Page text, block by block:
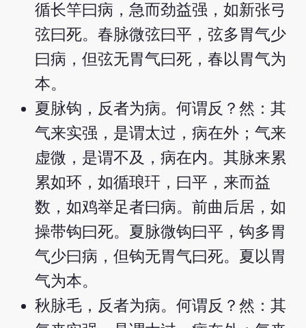
循长竿曰病，急而劲益强，如新张弓
弦曰死。春脉微弦曰平，弦多胃气少
曰病，但弦无胃气曰死，春以胃气为
本。
夏脉钩，反者为病。何谓反？然：其
气来实强，是谓太过，病在外；气来
虚微，是谓不及，病在内。其脉来累
累如环，如循琅玕，曰平，来而益
数，如鸡举足者曰病。前曲后居，如
操带钩曰死。夏脉微钩曰平，钩多胃
气少曰病，但钩无胃气曰死。夏以胃
气为本。
秋脉毛，反者为病。何谓反？然：其